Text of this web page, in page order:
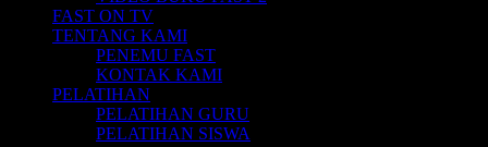
FAST ON TV
TENTANG KAMI
PENEMU FAST
KONTAK KAMI
PELATIHAN
PELATIHAN GURU
PELATIHAN SISWA